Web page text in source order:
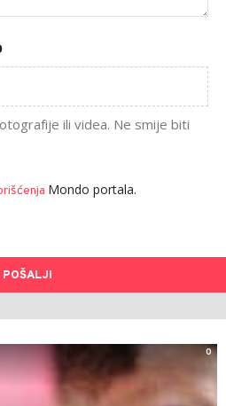
ili videa. Ne smije biti
Mondo portala.
POŠALJI
0